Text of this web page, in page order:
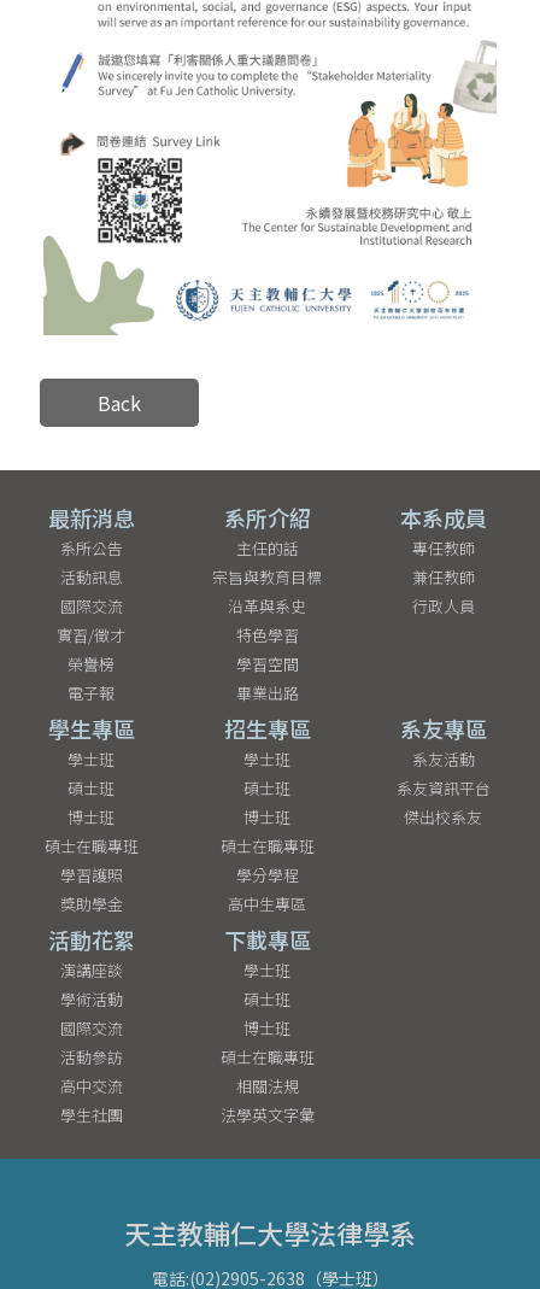
Back
最新消息
系所公告
活動訊息
國際交流
實習/徵才
榮譽榜
電子報
系所介紹
主任的話
宗旨與教育目標
沿革與系史
特色學習
學習空間
畢業出路
本系成員
專任教師
兼任教師
行政人員
學生專區
學士班
碩士班
博士班
碩士在職專班
學習護照
獎助學金
招生專區
學士班
碩士班
博士班
碩士在職專班
學分學程
高中生專區
系友專區
系友活動
系友資訊平台
傑出校系友
活動花絮
演講座談
學術活動
國際交流
活動參訪
高中交流
學生社團
下載專區
學士班
碩士班
博士班
碩士在職專班
相關法規
法學英文字彙
天主教輔仁大學法律學系
電話:(02)2905-2638（學士班）